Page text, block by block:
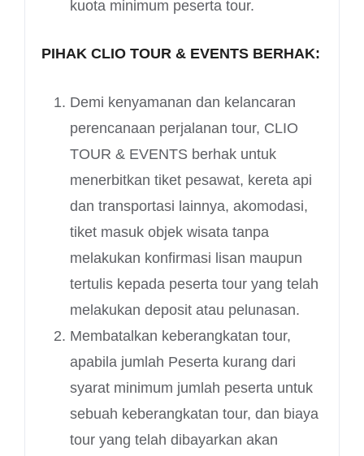
kuota minimum peserta tour.
PIHAK CLIO TOUR & EVENTS BERHAK:
Demi kenyamanan dan kelancaran
perencanaan perjalanan tour, CLIO
TOUR & EVENTS berhak untuk
menerbitkan tiket pesawat, kereta api
dan transportasi lainnya, akomodasi,
tiket masuk objek wisata tanpa
melakukan konfirmasi lisan maupun
tertulis kepada peserta tour yang telah
melakukan deposit atau pelunasan.
Membatalkan keberangkatan tour,
apabila jumlah Peserta kurang dari
syarat minimum jumlah peserta untuk
sebuah keberangkatan tour, dan biaya
tour yang telah dibayarkan akan